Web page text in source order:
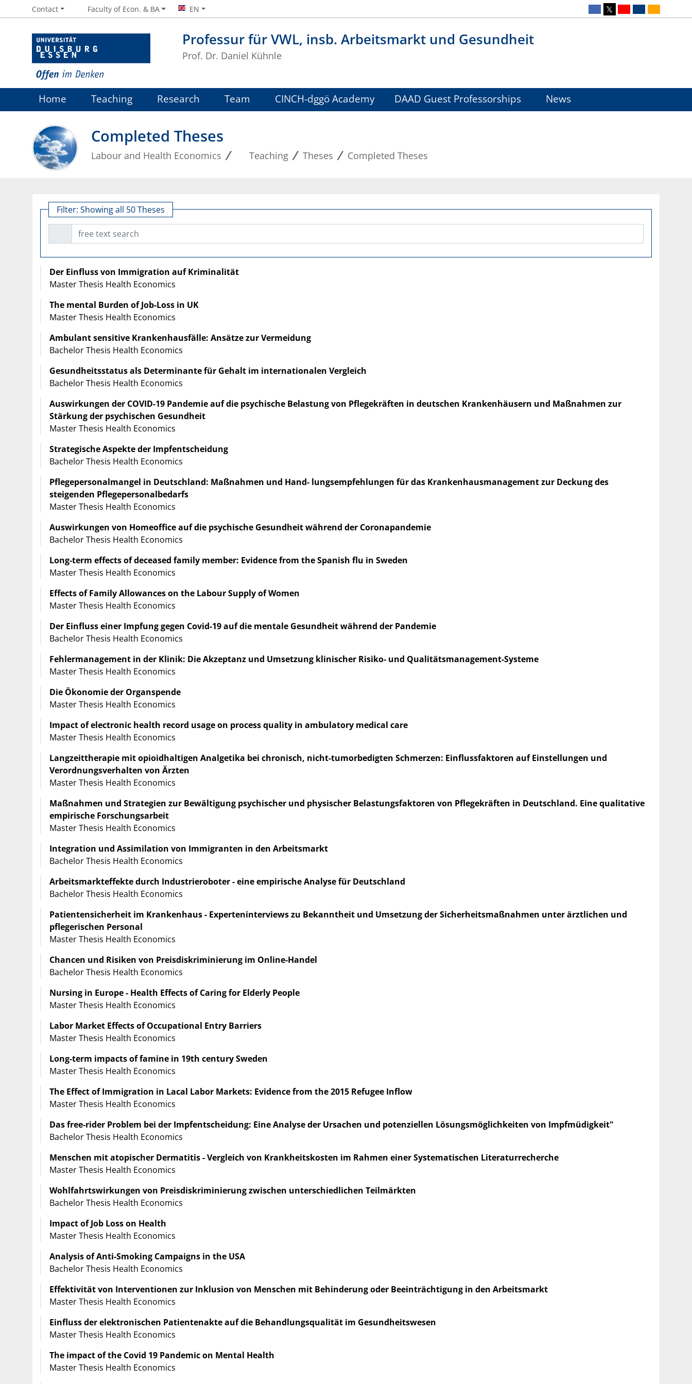
Professur für VWL, insb. Arbeitsmarkt und Gesundheit
Prof. Dr. Daniel Kühnle
Contact Faculty of Econ. & BA EN
Home Teaching Research Team CINCH-dggö Academy DAAD Guest Professorships News
Completed Theses
Labour and Health Economics Teaching Theses Completed Theses
Filter: Showing all 50 Theses
free text search
Der Einfluss von Immigration auf Kriminalität
Master Thesis Health Economics
The mental Burden of Job-Loss in UK
Master Thesis Health Economics
Ambulant sensitive Krankenhausfälle: Ansätze zur Vermeidung
Bachelor Thesis Health Economics
Gesundheitsstatus als Determinante für Gehalt im internationalen Vergleich
Bachelor Thesis Health Economics
Auswirkungen der COVID-19 Pandemie auf die psychische Belastung von Pflegekräften in deutschen Krankenhäusern und Maßnahmen zur
Stärkung der psychischen Gesundheit
Master Thesis Health Economics
Strategische Aspekte der Impfentscheidung
Bachelor Thesis Health Economics
Pflegepersonalmangel in Deutschland: Maßnahmen und Hand- lungsempfehlungen für das Krankenhausmanagement zur Deckung des
steigenden Pflegepersonalbedarfs
Master Thesis Health Economics
Auswirkungen von Homeoffice auf die psychische Gesundheit während der Coronapandemie
Bachelor Thesis Health Economics
Long-term effects of deceased family member: Evidence from the Spanish flu in Sweden
Master Thesis Health Economics
Effects of Family Allowances on the Labour Supply of Women
Master Thesis Health Economics
Der Einfluss einer Impfung gegen Covid-19 auf die mentale Gesundheit während der Pandemie
Bachelor Thesis Health Economics
Fehlermanagement in der Klinik: Die Akzeptanz und Umsetzung klinischer Risiko- und Qualitätsmanagement-Systeme
Master Thesis Health Economics
Die Ökonomie der Organspende
Master Thesis Health Economics
Impact of electronic health record usage on process quality in ambulatory medical care
Master Thesis Health Economics
Langzeittherapie mit opioidhaltigen Analgetika bei chronisch, nicht-tumorbedigten Schmerzen: Einflussfaktoren auf Einstellungen und
Verordnungsverhalten von Ärzten
Master Thesis Health Economics
Maßnahmen und Strategien zur Bewältigung psychischer und physischer Belastungsfaktoren von Pflegekräften in Deutschland. Eine qualitative
empirische Forschungsarbeit
Master Thesis Health Economics
Integration und Assimilation von Immigranten in den Arbeitsmarkt
Bachelor Thesis Health Economics
Arbeitsmarkteffekte durch Industrieroboter - eine empirische Analyse für Deutschland
Bachelor Thesis Health Economics
Patientensicherheit im Krankenhaus - Experteninterviews zu Bekanntheit und Umsetzung der Sicherheitsmaßnahmen unter ärztlichen und
pflegerischen Personal
Master Thesis Health Economics
Chancen und Risiken von Preisdiskriminierung im Online-Handel
Bachelor Thesis Health Economics
Nursing in Europe - Health Effects of Caring for Elderly People
Master Thesis Health Economics
Labor Market Effects of Occupational Entry Barriers
Master Thesis Health Economics
Long-term impacts of famine in 19th century Sweden
Master Thesis Health Economics
The Effect of Immigration in Lacal Labor Markets: Evidence from the 2015 Refugee Inflow
Master Thesis Health Economics
Das free-rider Problem bei der Impfentscheidung: Eine Analyse der Ursachen und potenziellen Lösungsmöglichkeiten von Impfmüdigkeit"
Bachelor Thesis Health Economics
Menschen mit atopischer Dermatitis - Vergleich von Krankheitskosten im Rahmen einer Systematischen Literaturrecherche
Master Thesis Health Economics
Wohlfahrtswirkungen von Preisdiskriminierung zwischen unterschiedlichen Teilmärkten
Bachelor Thesis Health Economics
Impact of Job Loss on Health
Master Thesis Health Economics
Analysis of Anti-Smoking Campaigns in the USA
Bachelor Thesis Health Economics
Effektivität von Interventionen zur Inklusion von Menschen mit Behinderung oder Beeinträchtigung in den Arbeitsmarkt
Master Thesis Health Economics
Einfluss der elektronischen Patientenakte auf die Behandlungsqualität im Gesundheitswesen
Master Thesis Health Economics
The impact of the Covid 19 Pandemic on Mental Health
Master Thesis Health Economics